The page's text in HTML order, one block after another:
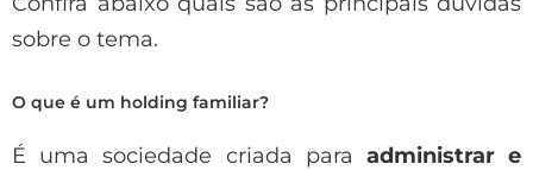
sobre o tema.
O que é um holding familiar?
É uma sociedade criada para administrar e